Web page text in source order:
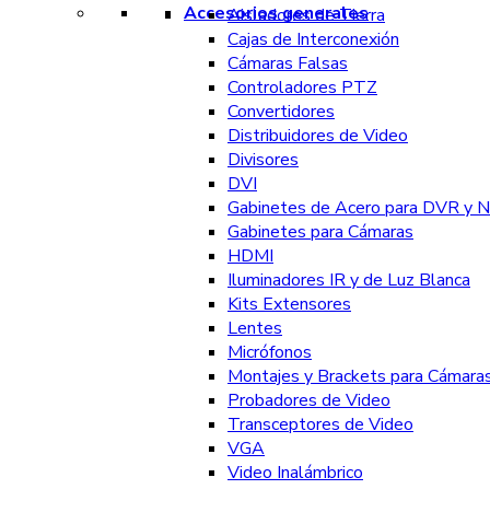
Accesorios generales
Aisladores de Tierra
Cajas de Interconexión
Cámaras Falsas
Controladores PTZ
Convertidores
Distribuidores de Video
Divisores
DVI
Gabinetes de Acero para DVR y
Gabinetes para Cámaras
HDMI
Iluminadores IR y de Luz Blanca
Kits Extensores
Lentes
Micrófonos
Montajes y Brackets para
Probadores de Video
Transceptores de Video
VGA
Video Inalámbrico